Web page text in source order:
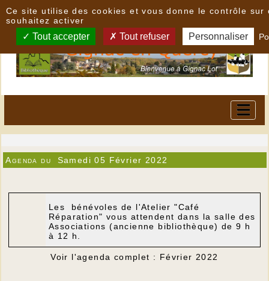
Agenda du Samedi 05 Février 2022
Les bénévoles de l'Atelier "Café
Réparation" vous attendent dans la salle des
Associations (ancienne bibliothèque) de 9 h
à 12 h.
Voir l'agenda complet : Février 2022
Ce site utilise des cookies et vous donne le contrôle sur
souhaitez activer
Tout accepter Tout refuser Personnaliser